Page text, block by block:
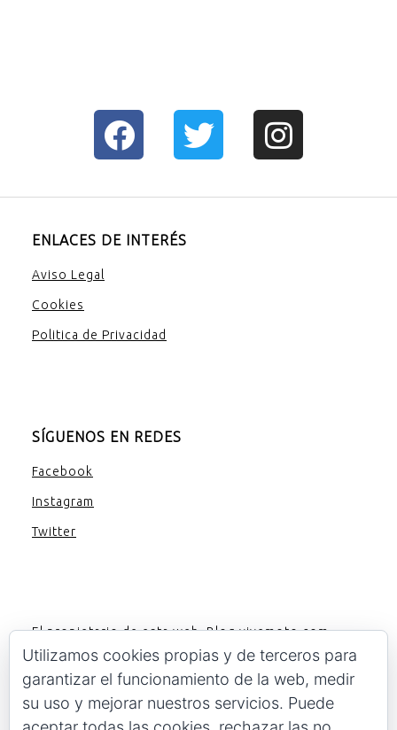
ENLACES DE INTERÉS
Aviso Legal
Cookies
Politica de Privacidad
SÍGUENOS EN REDES
Facebook
Instagram
Twitter
El propietario de esta web, Blog.vivemoto.com,
participa en el Programa de Afiliados de Amazon EU,
un programa de publicidad para afiliados diseñado
para ofrecer a sitios web un modo de obtener
comisiones por publicidad, publicitando e
incluyendo enlaces a Amazon.es. Amazon y el logo
Utilizamos cookies propias y de terceros para
garantizar el funcionamiento de la web, medir
su uso y mejorar nuestros servicios. Puede